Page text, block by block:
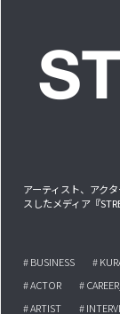
アーティスト、アク
スしたメディア『
# BUSINESS #
# ACTOR
#
# ARTIST
#